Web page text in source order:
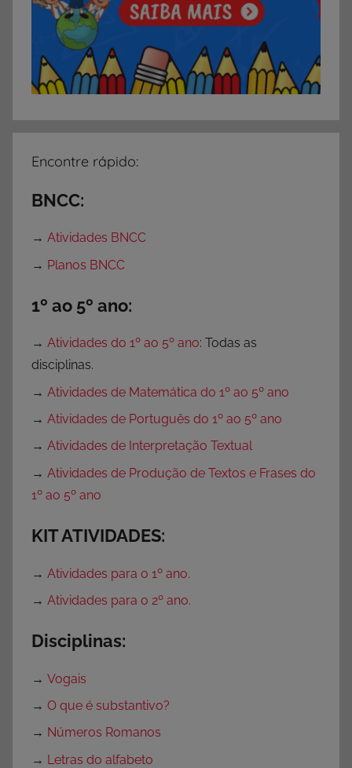
Encontre rápido:
BNCC:
→ Atividades BNCC
→ Planos BNCC
1º ao 5º ano:
→ Atividades do 1º ao 5º ano: Todas as
disciplinas.
→ Atividades de Matemática do 1º ao 5º ano
→ Atividades de Português do 1º ao 5º ano
→ Atividades de Interpretação Textual
→ Atividades de Produção de Textos e Frases do
1º ao 5º ano
KIT ATIVIDADES:
→ Atividades para o 1º ano.
→ Atividades para o 2º ano.
Disciplinas:
→ Vogais
→ O que é substantivo?
→ Números Romanos
→ Letras do alfabeto